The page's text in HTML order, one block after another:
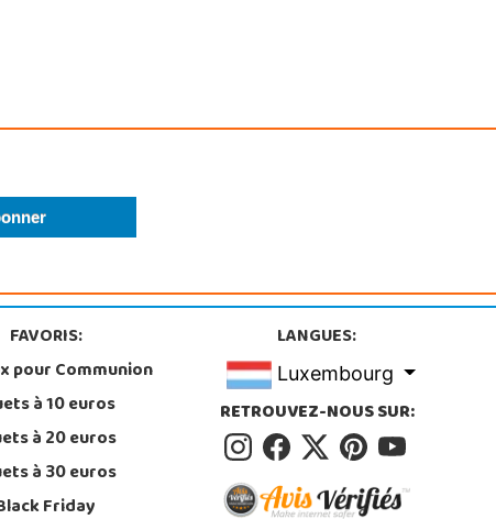
FAVORIS:
pour Communion
à 10 euros
à 20 euros
à 30 euros
Friday
LANGUES:
Luxembourg
RETROUVEZ-NOUS SUR: